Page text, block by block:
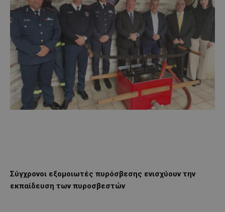
Σύγχρονοι εξομοιωτές πυρόσβεσης ενισχύουν την
εκπαίδευση των πυροσβεστών